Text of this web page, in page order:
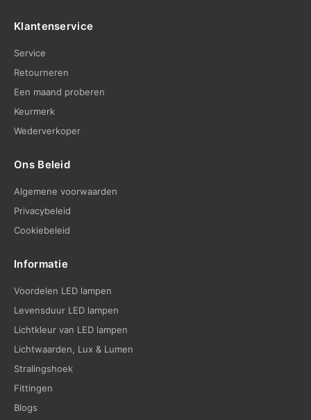
Klantenservice
Service
Retourneren
Een maand proberen
Keurmerk
Wederverkoper
Ons Beleid
Algemene voorwaarden
Privacybeleid
Cookiebeleid
Informatie
Voordelen LED lampen
Levensduur LED lampen
Lichtkleur van LED lampen
Lichtwaarden, Lux & Lumen
Stralingshoek
Fittingen
Blogs